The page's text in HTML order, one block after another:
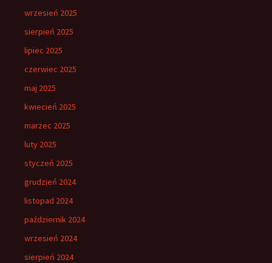
wrzesień 2025
sierpień 2025
lipiec 2025
czerwiec 2025
maj 2025
kwiecień 2025
marzec 2025
luty 2025
styczeń 2025
grudzień 2024
listopad 2024
październik 2024
wrzesień 2024
sierpień 2024